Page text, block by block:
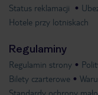
Status reklamacji
Hotele przy lotniskach
Regulaminy
Regulamin strony
Bilety czarterowe
Standardy ochrony